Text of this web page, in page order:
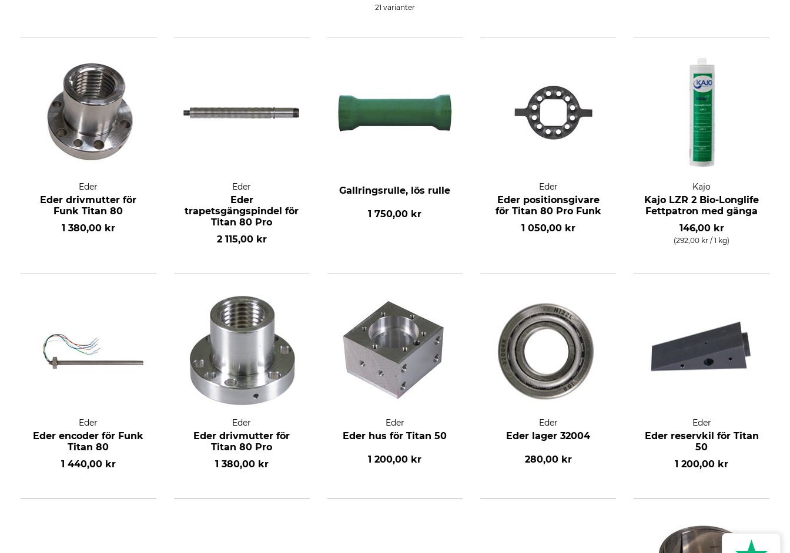
21 varianter
Eder
Eder drivmutter för
Funk Titan 80
1 380,00 kr
Eder
Eder
trapetsgängspindel för
Titan 80 Pro
2 115,00 kr
Gallringsrulle, lös rulle
1 750,00 kr
Eder
Eder positionsgivare
för Titan 80 Pro Funk
1 050,00 kr
Kajo
Kajo LZR 2 Bio-Longlife
Fettpatron med gänga
146,00 kr
(292,00 kr / 1 kg)
Eder
Eder encoder för Funk
Titan 80
1 440,00 kr
Eder
Eder drivmutter för
Titan 80 Pro
1 380,00 kr
Eder
Eder hus för Titan 50
1 200,00 kr
Eder
Eder lager 32004
280,00 kr
Eder
Eder reservkil för Titan
50
1 200,00 kr